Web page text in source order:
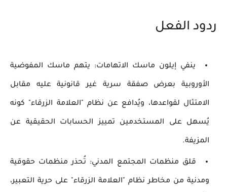
ردود الفعل
ينفي إيلون ماسك الاتهامات: يتهم ماسك المفوضية
الأوروبية بعرض صفقة سرية غير قانونية عليه مقابل
الامتثال لقواعدها، ويُدافع عن نظام "العلامة الزرقاء" كونه
يُسهل على المستخدمين تمييز الحسابات الحقيقية عن
المزيفة.
قلق منظمات المجتمع المدني: تُحذر منظمات حقوقية
ومدنية من مخاطر نظام "العلامة الزرقاء" على حرية التعبير،